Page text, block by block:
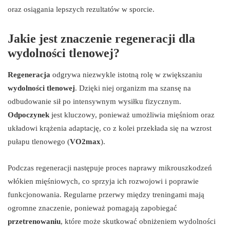
oraz osiągania lepszych rezultatów w sporcie.
Jakie jest znaczenie regeneracji dla
wydolności tlenowej?
Regeneracja odgrywa niezwykle istotną rolę w zwiększaniu
wydolności tlenowej. Dzięki niej organizm ma szansę na
odbudowanie sił po intensywnym wysiłku fizycznym.
Odpoczynek jest kluczowy, ponieważ umożliwia mięśniom oraz
układowi krążenia adaptację, co z kolei przekłada się na wzrost
pułapu tlenowego (VO2max).
Podczas regeneracji następuje proces naprawy mikrouszkodzeń
włókien mięśniowych, co sprzyja ich rozwojowi i poprawie
funkcjonowania. Regularne przerwy między treningami mają
ogromne znaczenie, ponieważ pomagają zapobiegać
przetrenowaniu, które może skutkować obniżeniem wydolności